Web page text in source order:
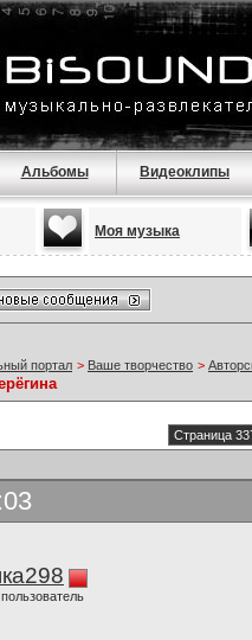
Альбомы Видеоклипы
Моя музыка
портал > Ваше творчество >
Страница